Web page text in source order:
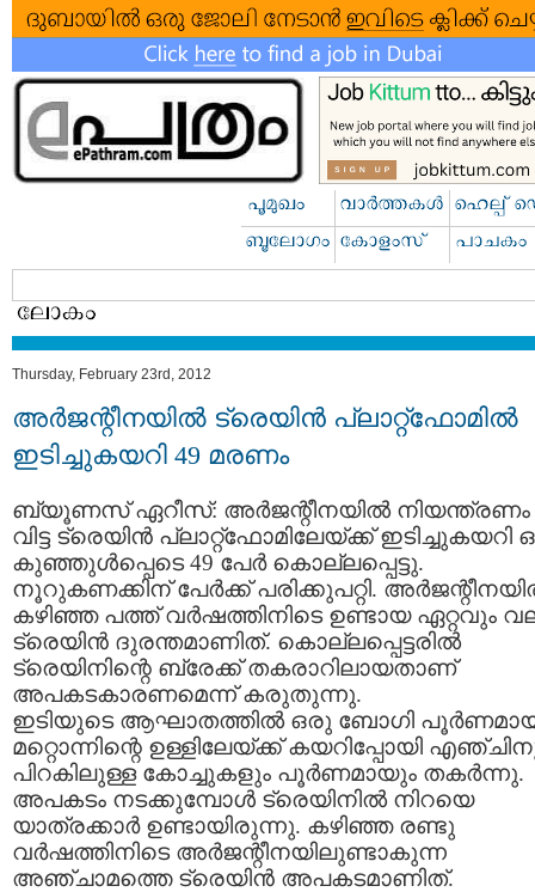
Thursday, February 23rd, 2012
അര്‍ജന്റീനയില്‍ ട്രെയിന്‍ പ്ലാറ്റ്‌ഫോമില്‍
ഇടിച്ചുകയറി 49 മരണം
ബ്യൂണസ് ഏറീസ്: അര്‍ജന്റീനയില്‍ നിയന്ത്രണം
വിട്ട ട്രെയിന്‍ പ്ലാറ്റ്‌ഫോമിലേയ്ക്ക് ഇടിച്ചുകയറി
കുഞ്ഞുള്‍പ്പെടെ 49 പേര്‍ കൊല്ലപ്പെട്ടു.
നൂറുകണക്കിന് പേര്‍ക്ക് പരിക്കുപറ്റി.
കഴിഞ്ഞ പത്ത് വര്‍ഷത്തിനിടെ ഉണ്ടായ ഏറ്റവും
ട്രെയിന്‍ ദുരന്തമാണിത്. കൊല്ലപ്പെട്ടരില്‍
ട്രെയിനിന്റെ ബ്രേക്ക് തകരാറിലായതാണ്
അപകടകാരണമെന്ന് കരുതുന്നു.
ഇടിയുടെ ആഘാതത്തില്‍ ഒരു ബോഗി
മറ്റൊന്നിന്റെ ഉള്ളിലേയ്ക്ക് കയറിപ്പോയി
പിറകിലുള്ള കോച്ചുകളും പൂര്‍ണമായും തകര്‍ന്നു.
അപകടം നടക്കുമ്പോള്‍ ട്രെയിനില്‍ നിറയെ
യാത്രക്കാര്‍ ഉണ്ടായിരുന്നു. കഴിഞ്ഞ രണ്ടു
വര്‍ഷത്തിനിടെ അര്‍ജന്റീനയിലുണ്ടാകുന്ന
അഞ്ചാമത്തെ ട്രെയിന്‍ അപകടമാണിത്.